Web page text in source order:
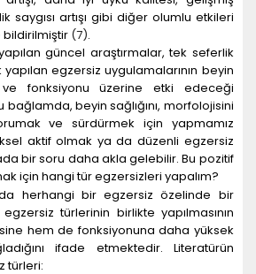
saygısı artışı gibi diğer olumlu etkileri
(7).
güncel araştırmalar, tek seferlik
egzersiz uygulamalarının beyin
ve fonksiyonu üzerine etki edeceği
bağlamda, beyin sağlığını, morfolojisini
ve sürdürmek için yapmamız
aktif olmak ya da düzenli egzersiz
bir soru daha akla gelebilir. Bu pozitif
için hangi tür egzersizleri yapalım?
herhangi bir egzersiz özelinde bir
türlerinin birlikte yapılmasının
hem de fonksiyonuna daha yüksek
ifade etmektedir. Literatürün
türleri: